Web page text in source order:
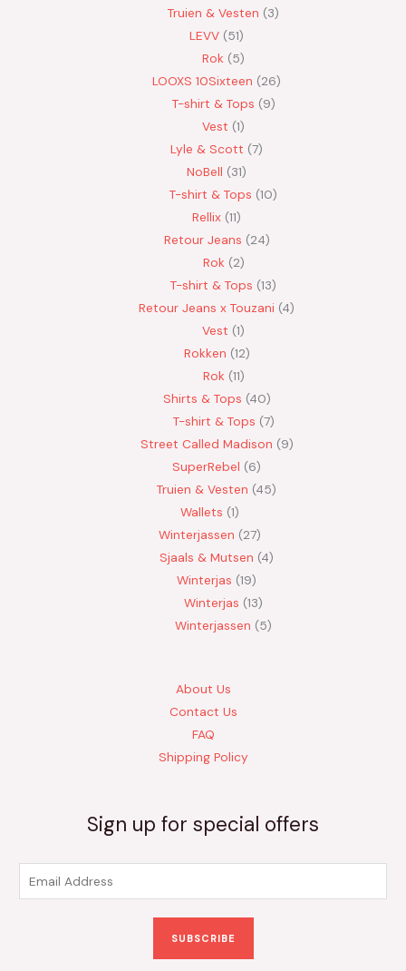
Truien & Vesten
3
LEVV 51
Rok 5
LOOXS 10Sixteen
26
T-shirt & Tops 9
Vest 1
Lyle & Scott 7
NoBell
31
T-shirt & Tops 10
Rellix 11
Retour Jeans 24
Rok 2
T-shirt & Tops 13
Retour Jeans x Touzani 4
Vest 1
Rokken 12
Rok 11
Shirts & Tops 40
T-shirt & Tops 7
Street Called Madison 9
SuperRebel
6
Truien & Vesten 45
Wallets 1
Winterjassen
27
Sjaals & Mutsen 4
Winterjas 19
Winterjas 13
Winterjassen
5
About Us
Contact Us
FAQ
Shipping Policy
Sign up for special offers
m
SUBSCRIBE